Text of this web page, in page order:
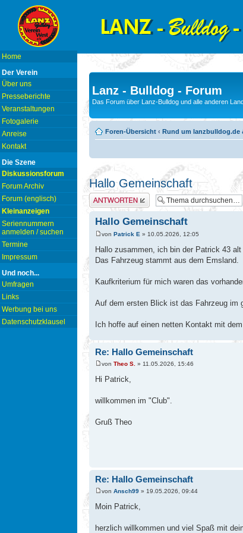
Home
Der Verein
Über uns
Presseberichte
Veranstaltungen
Fotogalerie
Anreise
Kontakt
Die Szene
Diskussionsforum
Forum Archiv
Forum (englisch)
Kleinanzeigen
Seriennummern
anmelden / suchen
Termine
Impressum
Und noch...
Umfragen
Links
Werbung bei uns
Datenschutzklausel
Lanz - Bulldog - Forum
Das Forum über Lanz-Bulldog und alle anderen
Foren-Übersicht ‹ Rund um lanzbulldog.de
Hallo Gemeinschaft
Antwort erstellen
Hallo Gemeinschaft
von Patrick E » 10.05.2026, 12:05
Hallo zusammen, ich bin der Patrick 43
Das Fahrzeug stammt aus dem Emsland.
Kaufkriterium für mich waren das
Auf dem ersten Blick ist das Fahrzeug im
Ich hoffe auf einen netten Kontakt mit
Re: Hallo Gemeinschaft
von Theo S. » 11.05.2026, 15:46
Hi Patrick,
willkommen im "Club".
Gruß Theo
Re: Hallo Gemeinschaft
von Ansch99 » 19.05.2026, 09:44
Moin Patrick,
herzlich willkommen und viel Spaß mit